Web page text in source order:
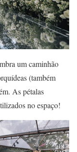
um caminhão
(também
As pétalas
no espaço!